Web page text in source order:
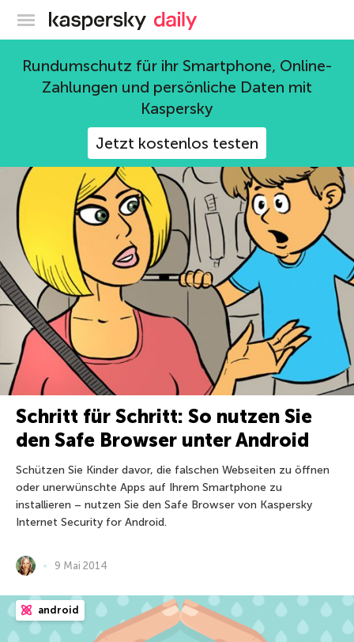
Offizieller Blog von Kaspersky
Rundumschutz für ihr Smartphone, Online-
Zahlungen und persönliche Daten mit
Kaspersky
Jetzt kostenlos testen
Produkte
Schritt für Schritt: So nutzen Sie
den Safe Browser unter Android
Schützen Sie Kinder davor, die falschen Webseiten zu öffnen
oder unerwünschte Apps auf Ihrem Smartphone zu
installieren – nutzen Sie den Safe Browser von Kaspersky
Internet Security for Android.
9 Mai 2014
android